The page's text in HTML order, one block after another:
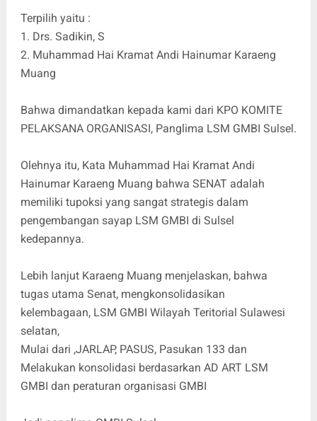
Terpilih yaitu :
1. Drs. Sadikin, S
2. Muhammad Hai Kramat Andi Hainumar Karaeng
Muang
Bahwa dimandatkan kepada kami dari KPO KOMITE
PELAKSANA ORGANISASI, Panglima LSM GMBI Sulsel.
Olehnya itu, Kata Muhammad Hai Kramat Andi
Hainumar Karaeng Muang bahwa SENAT adalah
memiliki tupoksi yang sangat strategis dalam
pengembangan sayap LSM GMBI di Sulsel
kedepannya.
Lebih lanjut Karaeng Muang menjelaskan, bahwa
tugas utama Senat, mengkonsolidasikan
kelembagaan, LSM GMBI Wilayah Teritorial Sulawesi
selatan,
Mulai dari ,JARLAP, PASUS, Pasukan 133 dan
Melakukan konsolidasi berdasarkan AD ART LSM
GMBI dan peraturan organisasi GMBI